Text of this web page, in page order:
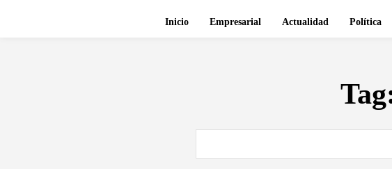
Inicio Empresarial Actualidad Política